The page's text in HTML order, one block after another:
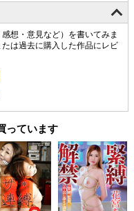
想・意見など）を書いてみま
は過去に購入した作品にレビ
っています